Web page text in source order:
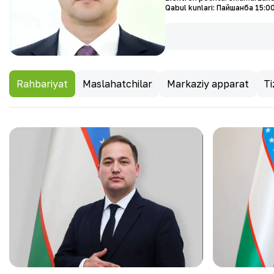
Qabul kunlari: Пайшанба
Rahbariyat Maslahatchilar Markaziy apparat